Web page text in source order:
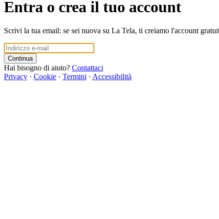
Entra o crea il tuo account
Scrivi la tua email: se sei nuova su La Tela, ti creiamo l'account
Continua
Hai bisogno di aiuto? Contattaci
Privacy · Cookie · Termini · Accessibilità